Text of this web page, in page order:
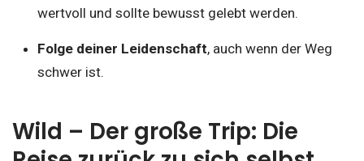
wertvoll und sollte bewusst gelebt werden.
Folge deiner Leidenschaft, auch wenn der Weg
schwer ist.
Wild – Der große Trip: Die